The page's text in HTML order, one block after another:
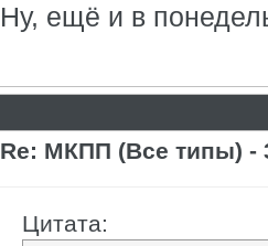
Ну, ещё и в
Re: МКПП (Все типы) -
Цитата: